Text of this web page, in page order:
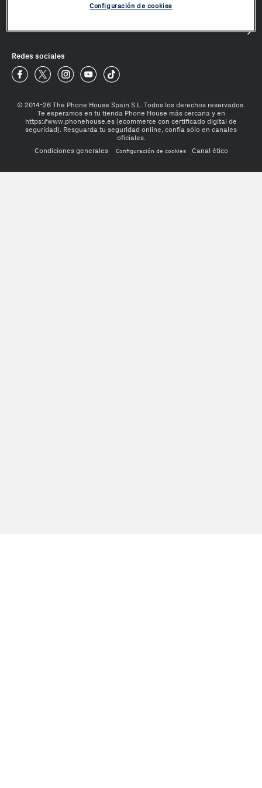
Redes sociales
Phone House Facebook
Phone House Twitter
Phone House Instagram
Phone House Youtube
© 2014-26 The Phone House Spain S.L. Todos los derechos reservados.
Te esperamos en tu tienda Phone House más cercana y en
https://www.phonehouse.es (ecommerce con certificado digital de
seguridad). Resguarda tu seguridad online, confía sólo en canales
oficiales.
Condiciones generales
Configuración de cookies Canal ético
Configuración de cookies